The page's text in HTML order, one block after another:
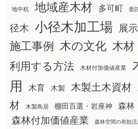
地中杭 地域産木材 多可町 委
径木 小径木加工場 展
施工事例
木の文化 木材
利用する方法
木材付加価値産業
用
木育 木製 木製土木資材
材
木製鳥居 棚田百選・岩座神 森林
森林付加価値産業 森林空間の有効活